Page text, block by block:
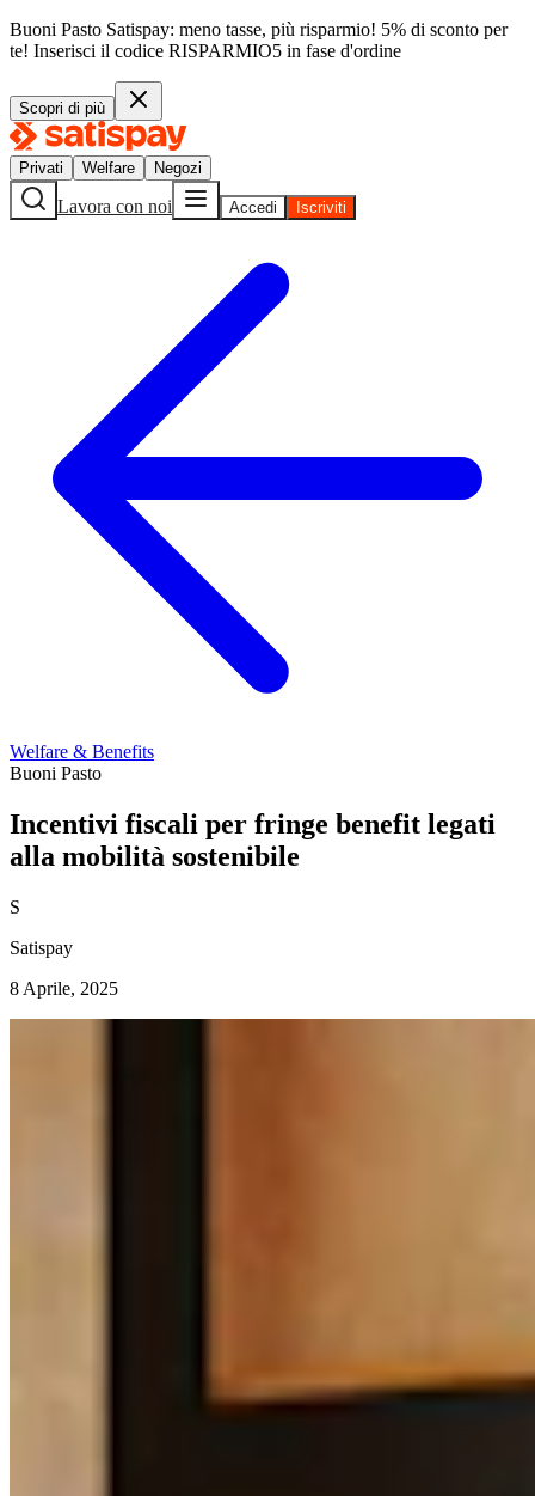
Buoni Pasto Satispay: meno tasse, più risparmio! 5% di sconto per
te! Inserisci il codice RISPARMIO5 in fase d'ordine
Scopri di più
Privati Welfare Negozi
Lavora con noi Accedi Iscriviti
Welfare & Benefits
Buoni Pasto
Incentivi fiscali per fringe benefit legati
alla mobilità sostenibile
S
Satispay
8 Aprile, 2025